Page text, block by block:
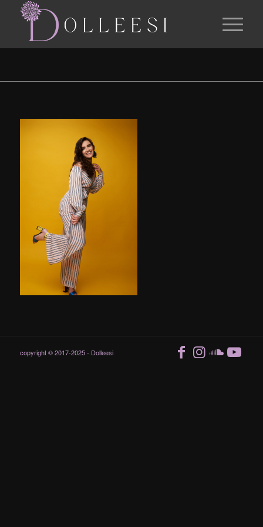
copyright © 2017-2025 - Dolleesi